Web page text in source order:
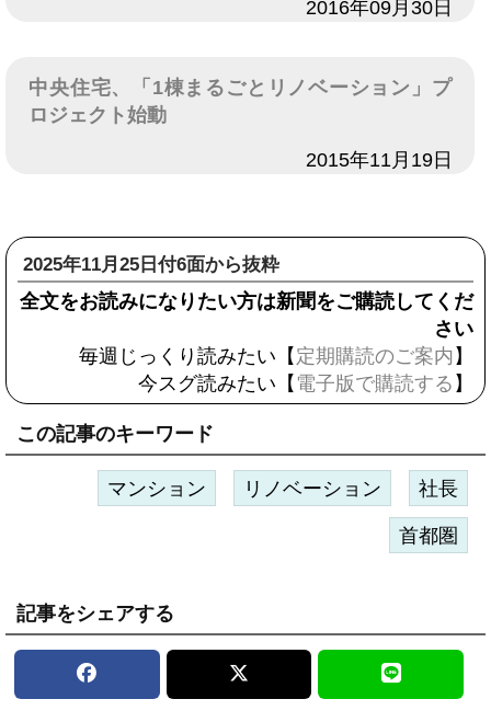
2016年09月30日
中央住宅、「1棟まるごとリノベーション」プ
ロジェクト始動
2015年11月19日
2025年11月25日付6面から抜粋
全文をお読みになりたい方は新聞をご購読してくだ
さい
毎週じっくり読みたい【 定期購読のご案内 】
今スグ読みたい【 電子版で購読する 】
この記事のキーワード
マンション リノベーション 社長
首都圏
記事をシェアする